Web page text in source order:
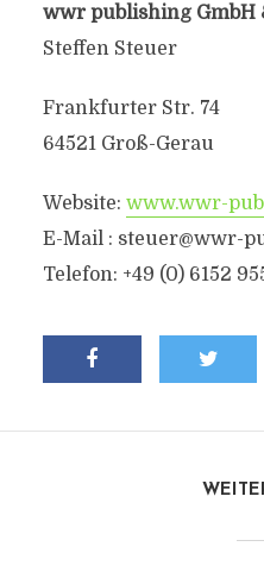
wwr publishing GmbH
Steffen Steuer
Frankfurter Str. 74
64521 Groß-Gerau
Website: www.wwr-
E-Mail : steuer@wwr-
Telefon: +49 (0) 6152